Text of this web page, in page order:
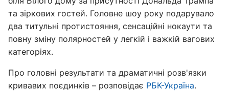
та зіркових гостей. Головне шоу року подарувало
два титульні протистояння, сенсаційні нокаути та
повну зміну полярностей у легкій і важкій вагових
категоріях.
Про головні результати та драматичні розв'язки
кривавих поєдинків – розповідає РБК-Україна.